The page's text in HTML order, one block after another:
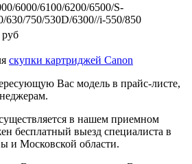
6000/6100/6200/6500/S-
630/750/530D/6300//i-550/850
руб
скупки картриджей Canon
Вас модель в прайс-листе,
в нашем приемном
бесплатный выезд специалиста в
и Московской области.